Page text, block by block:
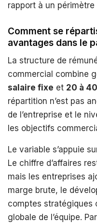
rapport à un
Comment se
avantages dans le
La structure de
commercial combine
salaire fixe et 20 à
répartition n’est pas
de l’entreprise et le
les objectifs
Le variable s’appuie
Le chiffre d’affaires
mais les entreprises
marge brute, le
comptes stratégiques
globale de l’équipe.